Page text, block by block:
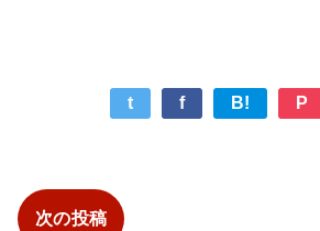
t f B! P
次の投稿